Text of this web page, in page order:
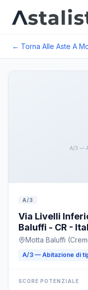
← Torna Alle Aste A
A/3 —
A/3
Via Livelli
Baluffi - CR -
Motta Baluffi
A/3 — Abitazione di
SCORE POTENZIALE